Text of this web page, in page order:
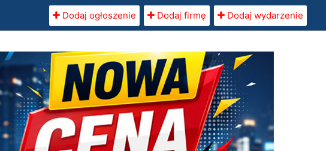
Dodaj ogłoszenie Dodaj firmę Dodaj wydarzenie